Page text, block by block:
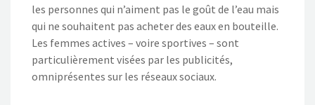
les personnes qui n’aiment pas le goût de l’eau mais
qui ne souhaitent pas acheter des eaux en bouteille.
Les femmes actives – voire sportives – sont
particulièrement visées par les publicités,
omniprésentes sur les réseaux sociaux.